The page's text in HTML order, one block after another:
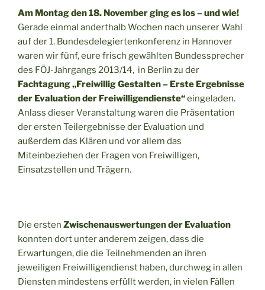
Am Montag den 18. November ging es los – und wie!
Gerade einmal anderthalb Wochen nach unserer Wahl
auf der 1. Bundesdelegiertenkonferenz in Hannover
waren wir fünf, eure frisch gewählten Bundessprecher
des FÖJ-Jahrgangs 2013/14, in Berlin zu der
Fachtagung „Freiwillig Gestalten – Erste Ergebnisse
der Evaluation der Freiwilligendienste“eingeladen.
Anlass dieser Veranstaltung waren die Präsentation
der ersten Teilergebnisse der Evaluation und
außerdem das Klären und vor allem das
Miteinbeziehen der Fragen von Freiwilligen,
Einsatzstellen und Trägern.
Die ersten Zwischenauswertungen der Evaluation
konnten dort unter anderem zeigen, dass die
Erwartungen, die die Teilnehmenden an ihren
jeweiligen Freiwilligendienst haben, durchweg in allen
Diensten mindestens erfüllt werden, in vielen Fällen